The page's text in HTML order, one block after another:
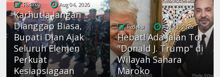
Redaksi Aug 04, 2026
Karhutla Jangan
Dianggap Biasa,
Bupati Dian Ajak
Seluruh Elemen
Perkuat
Kesiapsiagaan
Redaksi Aug 03, 2026
Hebat! Ada Jalan Tol
"Donald J. Trump" di
Wilayah Sahara
Maroko